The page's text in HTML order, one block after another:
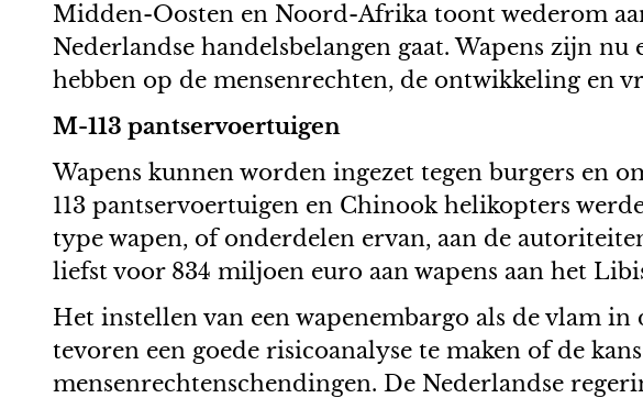
Midden-Oosten en Noord-Afrika toont wederom
Nederlandse handelsbelangen gaat. Wapens zijn
hebben op de mensenrechten, de ontwikkeling en
M-113 pantservoertuigen
Wapens kunnen worden ingezet tegen burgers en
113 pantservoertuigen en Chinook helikopters
type wapen, of onderdelen ervan, aan de
liefst voor 834 miljoen euro aan wapens aan het
Het instellen van een wapenembargo als de vlam
tevoren een goede risicoanalyse te maken of de
mensenrechtenschendingen. De Nederlandse